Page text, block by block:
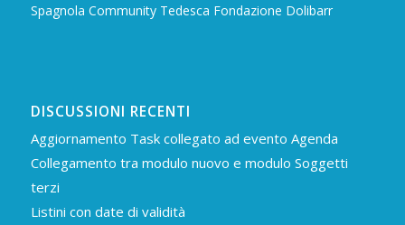
Spagnola Community Tedesca Fondazione Dolibarr
DISCUSSIONI RECENTI
Aggiornamento Task collegato ad evento Agenda
Collegamento tra modulo nuovo e modulo Soggetti
terzi
Listini con date di validità